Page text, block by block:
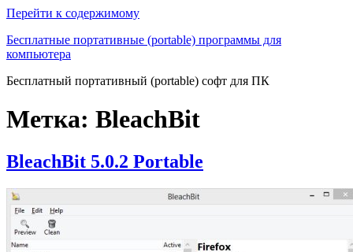
Перейти к содержимому
Бесплатные портативные (portable) программы для
компьютера
Бесплатный портативный (portable) софт для ПК
Метка: BleachBit
BleachBit 5.0.2 Portable